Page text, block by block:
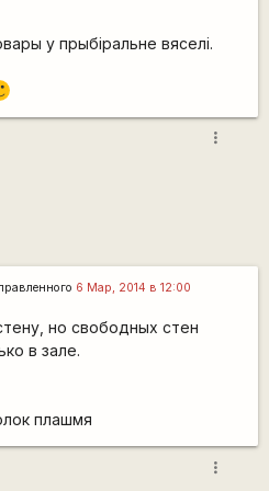
у прыбіральне вяселі.
more_vert
6 Мар, 2014 в 12:00
но свободных стен
в зале.
плашмя
more_vert